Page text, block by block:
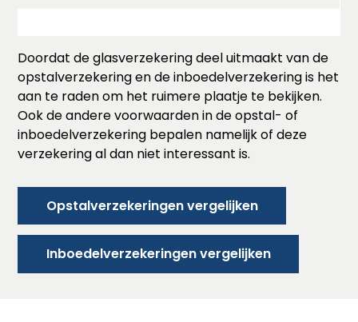
Doordat de glasverzekering deel uitmaakt van de
opstalverzekering en de inboedelverzekering is het
aan te raden om het ruimere plaatje te bekijken.
Ook de andere voorwaarden in de opstal- of
inboedelverzekering bepalen namelijk of deze
verzekering al dan niet interessant is.
Opstalverzekeringen vergelijken
Inboedelverzekeringen vergelijken